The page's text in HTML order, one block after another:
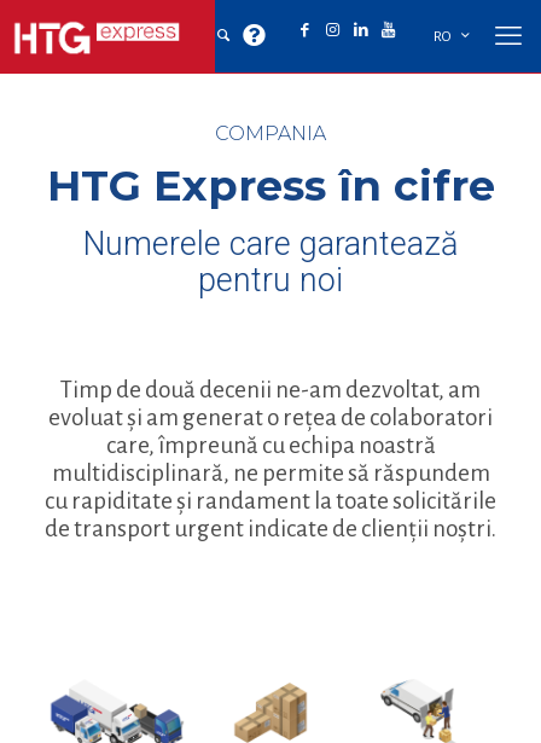
RO
COMPANIA
HTG Express în cifre
Numerele care garantează
pentru noi
Timp de două decenii ne-am dezvoltat, am
evoluat și am generat o rețea de colaboratori
care, împreună cu echipa noastră
multidisciplinară, ne permite să răspundem
cu rapiditate și randament la toate solicitările
de transport urgent indicate de clienții noștri.